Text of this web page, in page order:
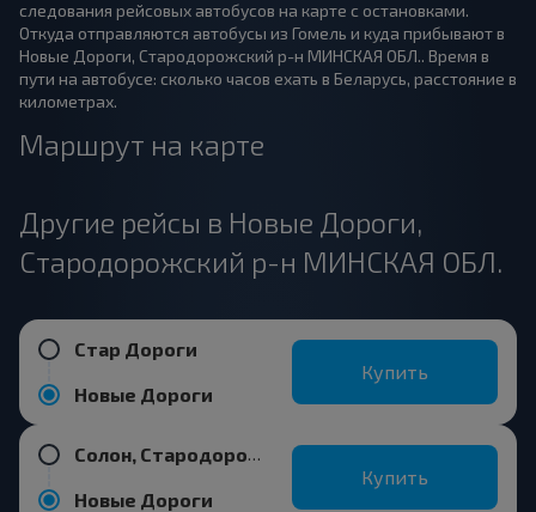
следования рейсовых автобусов на карте с остановками.
Откуда отправляются автобусы из Гомель и куда прибывают в
Новые Дороги, Стародорожский р-н МИНСКАЯ ОБЛ.. Время в
пути на автобусе: сколько часов ехать в Беларусь, расстояние в
километрах.
Маршрут на карте
Другие рейсы в Новые Дороги,
Стародорожский р-н МИНСКАЯ ОБЛ.
Стар Дороги
Новые Дороги
Купить
Солон, Стародорожский р-н МИНСКАЯ ОБЛ.
Новые Дороги
Купить